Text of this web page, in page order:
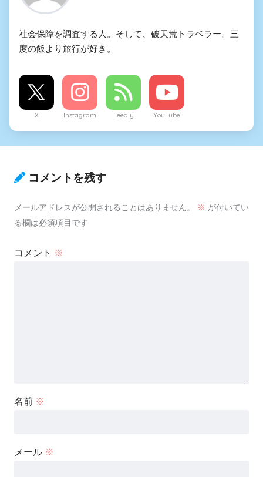
社会保障を調査する人。そして、破天荒トラベラー。三
度の飯より旅行が好き。
X Instagram Feedly YouTube
コメントを残す
メールアドレスが公開されることはありません。 ※ が付いてい
る欄は必須項目です
コメント ※
名前 ※
メール ※